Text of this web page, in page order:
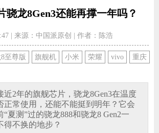
新闻 视频
游记
骁龙8Gen3还能再撑一年吗？
| 来源：中国派原创 | 作者：陈浩
至尊版 旗舰机 小米 荣耀 vivo
重庆
近2年的旗舰芯片，骁龙8Gen3在温度
正常使用，还能不能挺到明年？它会
夏测”过的骁龙888和骁龙8 Gen2一
得不换的地步？